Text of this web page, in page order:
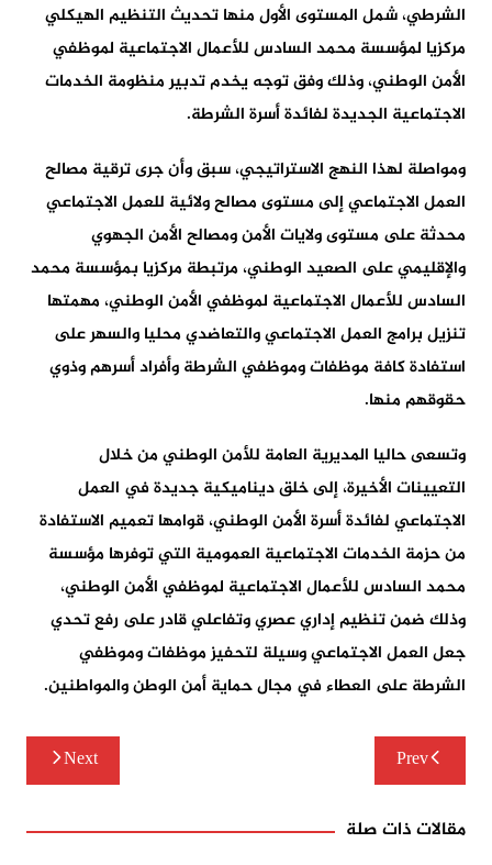
الشرطي، شمل المستوى الأول منها تحديث التنظيم الهيكلي
مركزيا لمؤسسة محمد السادس للأعمال الاجتماعية لموظفي
الأمن الوطني، وذلك وفق توجه يخدم تدبير منظومة الخدمات
الاجتماعية الجديدة لفائدة أسرة الشرطة.
ومواصلة لهذا النهج الاستراتيجي، سبق وأن جرى ترقية مصالح
العمل الاجتماعي إلى مستوى مصالح ولائية للعمل الاجتماعي
محدثة على مستوى ولايات الأمن ومصالح الأمن الجهوي
والإقليمي على الصعيد الوطني، مرتبطة مركزيا بمؤسسة محمد
السادس للأعمال الاجتماعية لموظفي الأمن الوطني، مهمتها
تنزيل برامج العمل الاجتماعي والتعاضدي محليا والسهر على
استفادة كافة موظفات وموظفي الشرطة وأفراد أسرهم وذوي
حقوقهم منها.
وتسعى حاليا المديرية العامة للأمن الوطني من خلال
التعيينات الأخيرة، إلى خلق ديناميكية جديدة في العمل
الاجتماعي لفائدة أسرة الأمن الوطني، قوامها تعميم الاستفادة
من حزمة الخدمات الاجتماعية العمومية التي توفرها مؤسسة
محمد السادس للأعمال الاجتماعية لموظفي الأمن الوطني،
وذلك ضمن تنظيم إداري عصري وتفاعلي قادر على رفع تحدي
جعل العمل الاجتماعي وسيلة لتحفيز موظفات وموظفي
الشرطة على العطاء في مجال حماية أمن الوطن والمواطنين.
تصفّح
المقالات
Prev
Next
مقالات ذات صلة